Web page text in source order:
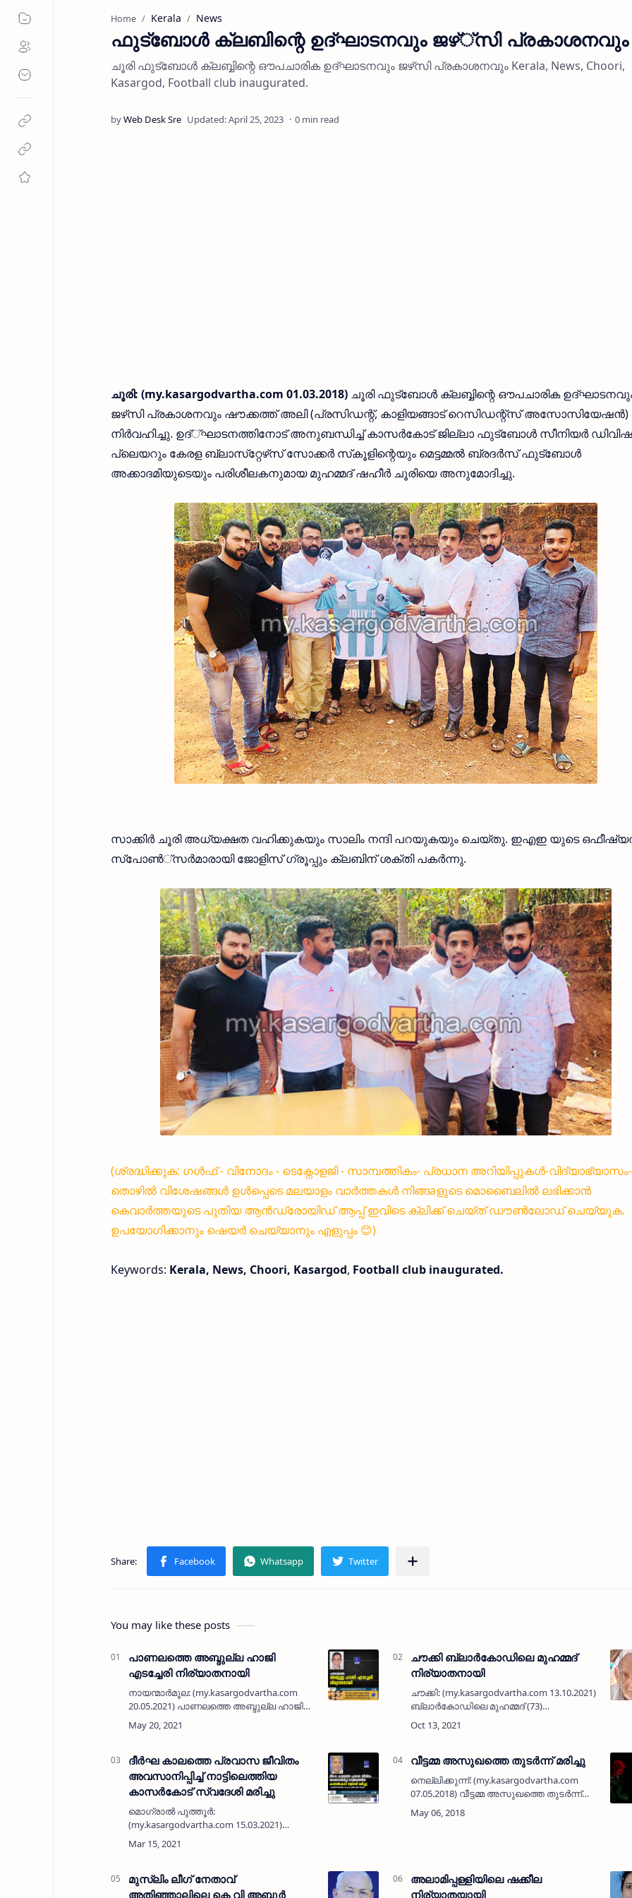
Home Kerala News
ഫുട്‌ബോള്‍ ക്ലബിന്റെ ഉദ്ഘാടനവും ജഴ്്സി പ്രകാശനവും
ചൂരി ഫുട്‌ബോള്‍ ക്ലബ്ബിന്റെ ഔപചാരിക ഉദ്ഘാടനവും ജഴ്‌സി പ്രകാശനവും Kerala, News, Choori,
Kasargod, Football club inaugurated.
0 min read
ചൂരി: (my.kasargodvartha.com 01.03.2018) ചൂരി ഫുട്‌ബോള്‍ ക്ലബ്ബിന്റെ ഔപചാരിക
ജഴ്‌സി പ്രകാശനവും ഷൗക്കത്ത് അലി (പ്രസിഡന്റ്, കാളിയങ്ങാട് റെസിഡന്റ്‌സ് അസോസിയേഷന്‍)
നിര്‍വഹിച്ചു. ഉദ്്ഘാടനത്തിനോട് അനുബന്ധിച്ച് കാസര്‍കോട് ജില്ലാ ഫുട്‌ബോള്‍ സീനിയര്‍
പ്ലെയറും കേരള ബ്ലാസ്‌റ്റേഴ്‌സ് സോക്കര്‍ സ്‌കൂളിന്റെയും മെട്ടമ്മല്‍ ബ്രദര്‍സ് ഫുട്‌ബോള്‍
അക്കാദമിയുടെയും പരിശീലകനുമായ മുഹമ്മദ് ഷഹീര്‍ ചൂരിയെ അനുമോദിച്ചു.
സാക്കിര്‍ ചൂരി അധ്യക്ഷത വഹിക്കുകയും സാലിം നന്ദി പറയുകയും ചെയ്തു. ഇഎഇ യുടെ
സ്‌പോണ്‍്‌സര്‍മാരായി ജോളിസ് ഗ്രൂപ്പും ക്ലബിന് ശക്തി പകര്‍ന്നു.
(ശ്രദ്ധിക്കുക: ഗൾഫ് - വിനോദം - ടെക്നോളജി - സാമ്പത്തികം- പ്രധാന അറിയിപ്പുകൾ-വിദ്യാഭ്യാസം-
തൊഴിൽ വിശേഷങ്ങൾ ഉൾപ്പെടെ മലയാളം വാർത്തകൾ നിങ്ങaളുടെ മൊബൈലിൽ ലഭിക്കാൻ
കെവാർത്തയുടെ പുതിയ ആൻഡ്രോയിഡ് ആപ്പ് ഇവിടെ ക്ലിക്ക് ചെയ്ത് ഡൗൺലോഡ് ചെയ്യുക.
ഉപയോഗിക്കാനും ഷെയർ ചെയ്യാനും എളുപ്പം 😊)
Keywords: Kerala, News, Choori, Kasargod, Football club inaugurated.
You may like these posts
പാണലത്തെ അബ്ദുല്ല ഹാജി
എടച്ചേരി നിര്യാതനായി
നായന്മാർമൂല: (my.kasargodvartha.com
20.05.2021) പാണലത്തെ അബ്ദുല്ല ഹാജി
എടച്ചേരി (70) നിര്യാതനായി. കാസർകോട്
പഴയ ബസ് സ്റ്റാൻഡ് എം ജി റോഡിൽ
വർഷമായി …
ചൗക്കി ബ്ലാർകോഡിലെ മുഹമ്മദ്
നിര്യാതനായി
ചൗക്കി: (my.kasargodvartha.com 13.10.2021)
ബ്ലാർകോഡിലെ മുഹമ്മദ് (73)
നിര്യാതനായി. പഴയകാല
കർഷകനായിരുന്നു.ഭാര്യ: ആഇശ. മക്കൾ:
സാജിദ. മരുമക്കൾ…
ദീർഘ കാലത്തെ പ്രവാസ ജീവിതം
അവസാനിപ്പിച്ച് നാട്ടിലെത്തിയ
കാസർകോട് സ്വദേശി മരിച്ചു
മൊഗ്രാൽ പുത്തൂർ:
(my.kasargodvartha.com 15.03.2021)
ബഹ്‌റൈനിൽ ദീർഘകാലത്തെ പ്രവാസ
ജീവിതം അവസാനിപ്പിച്ച് നാട്ടിലെത്തിയ
ചായിത്തോട്ടത്തിലെ സി എച് ഹമീദ് (60)
ആ…
വീട്ടമ്മ അസുഖത്തെ തുടര്‍ന്ന് മരിച്ചു
നെല്ലിക്കുന്ന്: (my.kasargodvartha.com
07.05.2018) വീട്ടമ്മ അസുഖത്തെ തുടര്‍ന്ന്
മരിച്ചു. ബങ്കരക്കുന്ന് കുദൂര്‍ റോഡിലെ
അബ്ദുല്‍ ലത്തീഫിന്റെ ഭാര്യ നഫീസ
മുസ്ലിം ലീഗ് നേതാവ്
അതിഞ്ഞാലിലെ കെ വി അബ്ദുര്‍
അലാമിപ്പള്ളിയിലെ ഷക്കീല
നിര്യാതയായി